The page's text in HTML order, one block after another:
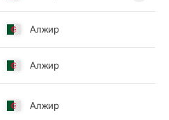
Алжир
Алжир
Алжир